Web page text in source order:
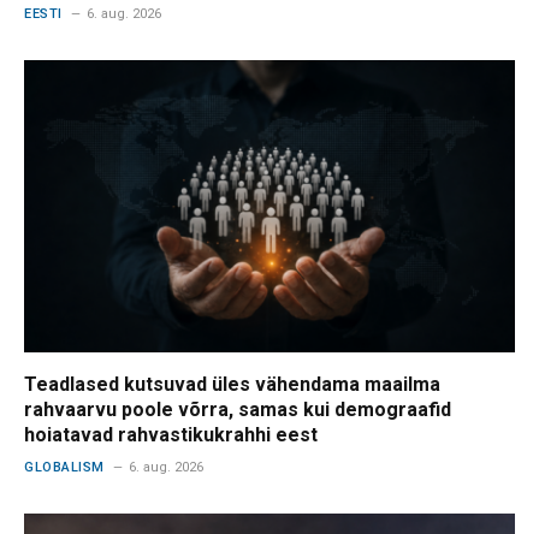
EESTI 6. aug. 2026
Teadlased kutsuvad üles vähendama maailma
rahvaarvu poole võrra, samas kui demograafid
hoiatavad rahvastikukrahhi eest
GLOBALISM 6. aug. 2026